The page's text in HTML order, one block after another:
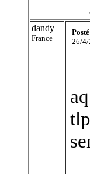
dandy
France
26/4/